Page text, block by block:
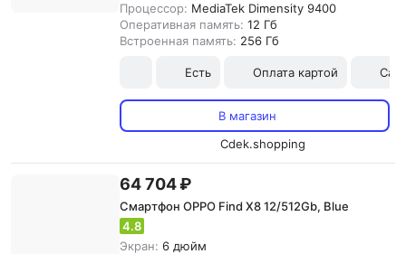
Процессор: MediaTek Dimensity 9400
Оперативная память: 12 Гб
Встроенная память: 256 Гб
Есть Оплата картой
В магазин
Cdek.shopping
64 704 ₽
Смартфон OPPO Find X8 12/512Gb, Blue
4.8
Экран: 6 дюйм